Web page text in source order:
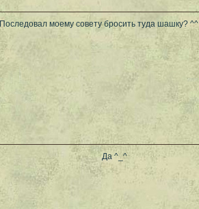
Последовал моему совету бросить туда шашку? ^^
Да ^_^